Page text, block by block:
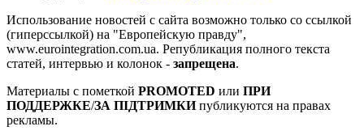
Использование новостей с сайта возможно только со ссылкой
(гиперссылкой) на "Европейскую правду",
www.eurointegration.com.ua. Републикация полного текста
статей, интервью и колонок - запрещена.
Материалы с пометкой PROMOTED или ПРИ
ПОДДЕРЖКЕ/ЗА ПІДТРИМКИпубликуются на правах
рекламы.